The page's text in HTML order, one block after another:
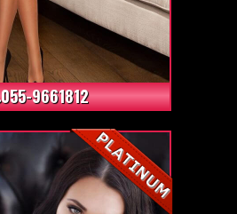
+24
055-9661812